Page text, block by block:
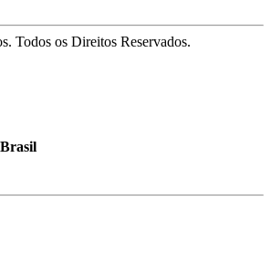
Todos os Direitos Reservados.
Brasil